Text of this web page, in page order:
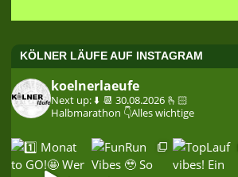
KÖLNER LÄUFE AUF INSTAGRAM
koelnerlaeufe
Next up: ⬇️ 📆 30.08.2026 🫰🏻
Halbmarathon 👇Alles wichtige